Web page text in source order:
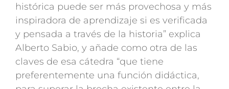
histórica puede ser más provechosa y más
inspiradora de aprendizaje si es verificada
y pensada a través de la historia” explica
Alberto Sabio, y añade como otra de las
claves de esa cátedra “que tiene
preferentemente una función didáctica,